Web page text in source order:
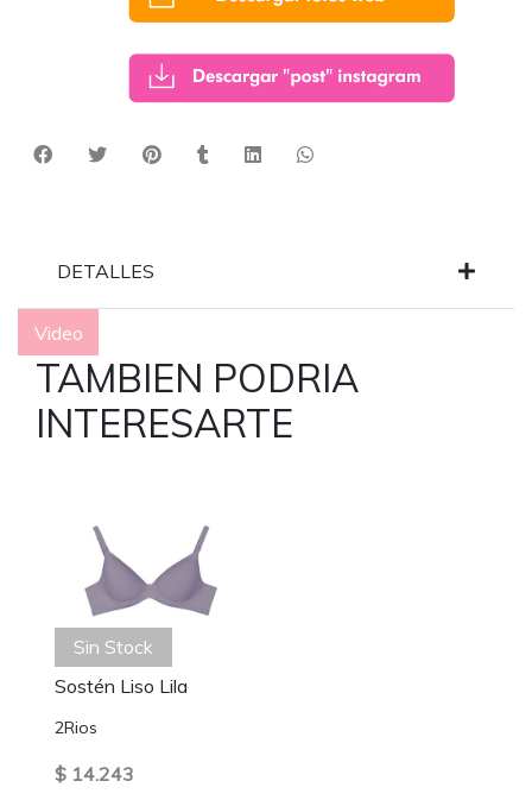
DETALLES
Video
TAMBIEN PODRIA
INTERESARTE
Sin Stock
Sostén Liso Lila
2Rios
$ 14.243